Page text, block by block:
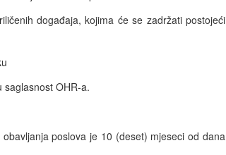
događaja, kojima će se zadržati postojeći
OHR-a.
poslova je 10 (deset) mjeseci od dana